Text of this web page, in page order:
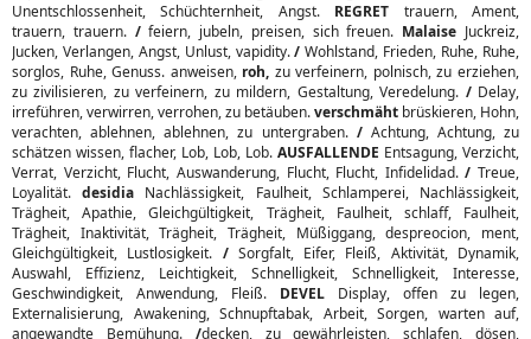
Unentschlossenheit, Schüchternheit, Angst. REGRET trauern, Ament,
trauern, trauern. /feiern, jubeln, preisen, sich freuen. Malaise Juckreiz,
Jucken, Verlangen, Angst, Unlust, vapidity./ Wohlstand, Frieden, Ruhe, Ruhe,
sorglos, Ruhe, Genuss. anweisen, roh, zu verfeinern, polnisch, zu erziehen,
zu zivilisieren, zu verfeinern, zu mildern, Gestaltung, Veredelung. /Delay,
irreführen, verwirren, verrohen, zu betäuben.verschmäht brüskieren, Hohn,
verachten, ablehnen, ablehnen, zu untergraben. /Achtung, Achtung, zu
schätzen wissen, flacher, Lob, Lob, Lob. AUSFALLENDE Entsagung, Verzicht,
Verrat, Verzicht, Flucht, Auswanderung, Flucht, Flucht, Infidelidad./ Treue,
Loyalität.desidia Nachlässigkeit, Faulheit, Schlamperei, Nachlässigkeit,
Trägheit, Apathie, Gleichgültigkeit, Trägheit, Faulheit, schlaff, Faulheit,
Trägheit, Inaktivität, Trägheit, Trägheit, Müßiggang, despreocion, ment,
Gleichgültigkeit, Lustlosigkeit. /Sorgfalt, Eifer, Fleiß, Aktivität, Dynamik,
Auswahl, Effizienz, Leichtigkeit, Schnelligkeit, Schnelligkeit, Interesse,
Geschwindigkeit, Anwendung, Fleiß. DEVEL Display, offen zu legen,
Externalisierung, Awakening, Schnupftabak, Arbeit, Sorgen, warten auf,
angewandte Bemühung. /decken, zu gewährleisten, schlafen, dösen,